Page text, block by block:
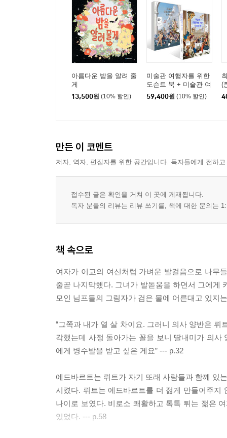
아름다운 밤을 알려 줄
게
13,500원 (10% 할인)
미술관 여행자를 위한
도슨트 북 + 미술관 여
행자를 위한 도슨트 북
II 세트
59,400원 (10% 할인)
(
만든 이 코멘트
저자, 역자, 편집자를 위한 공간입니다. 독자들에게 전하
접수된 글은 확인을 거쳐 이 곳에 게재됩니다.
독자 분들의 리뷰는 리뷰 쓰기를, 책에 대한 문의는
책 속으로
여자가 이교의 여신처럼 가벼운 발걸음으로 나무
줄곧 나지막했다. 그녀가 발돋움을 하면서 그에게
모인 님프들의 그림자가 검은 물에 어른대고 있지
“그쪽과 내가 열 살 차이요. 그러니 의사 양반은
각했는데 사정 돌아가는 꼴을 보니 딸내미가 의
에게 병수발을 받고 싶은 게요” --- p.32
에드바르트는 뤼트가 자기 또래 사람들과 함께 있
시켰다. 뤼트는 에드바르트를 더 젊게 만들어주
나이로 보였다. 비로소 쾌활하고 톡톡 튀는 젊은
있었다. --- p.58